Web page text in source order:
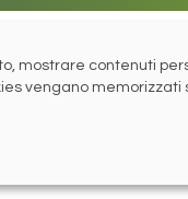
mostrare contenuti
vengano